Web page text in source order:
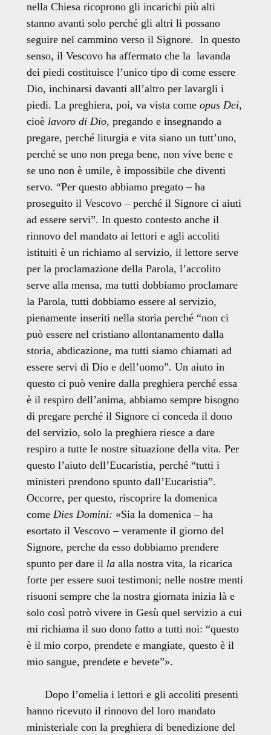
nella Chiesa ricoprono gli incarichi più alti
stanno avanti solo perché gli altri li possano
seguire nel cammino verso il Signore. In questo
senso, il Vescovo ha affermato che la lavanda
dei piedi costituisce l’unico tipo di come essere
Dio, inchinarsi davanti all’altro per lavargli i
piedi. La preghiera, poi, va vista come opus Dei,
cioè lavoro di Dio, pregando e insegnando a
pregare, perché liturgia e vita siano un tutt’uno,
perché se uno non prega bene, non vive bene e
se uno non è umile, è impossibile che diventi
servo. “Per questo abbiamo pregato – ha
proseguito il Vescovo – perché il Signore ci aiuti
ad essere servi”. In questo contesto anche il
rinnovo del mandato ai lettori e agli accoliti
istituiti è un richiamo al servizio, il lettore serve
per la proclamazione della Parola, l’accolito
serve alla mensa, ma tutti dobbiamo proclamare
la Parola, tutti dobbiamo essere al servizio,
pienamente inseriti nella storia perché “non ci
può essere nel cristiano allontanamento dalla
storia, abdicazione, ma tutti siamo chiamati ad
essere servi di Dio e dell’uomo”. Un aiuto in
questo ci può venire dalla preghiera perché essa
è il respiro dell’anima, abbiamo sempre bisogno
di pregare perché il Signore ci conceda il dono
del servizio, solo la preghiera riesce a dare
respiro a tutte le nostre situazione della vita. Per
questo l’aiuto dell’Eucaristia, perché “tutti i
ministeri prendono spunto dall’Eucaristia”.
Occorre, per questo, riscoprire la domenica
come Dies Domini: «Sia la domenica – ha
esortato il Vescovo – veramente il giorno del
Signore, perche da esso dobbiamo prendere
spunto per dare il la alla nostra vita, la ricarica
forte per essere suoi testimoni; nelle nostre menti
risuoni sempre che la nostra giornata inizia là e
solo così potrò vivere in Gesù quel servizio a cui
mi richiama il suo dono fatto a tutti noi: “questo
è il mio corpo, prendete e mangiate, questo è il
mio sangue, prendete e bevete”».
Dopo l’omelia i lettori e gli accoliti presenti
hanno ricevuto il rinnovo del loro mandato
ministeriale con la preghiera di benedizione del